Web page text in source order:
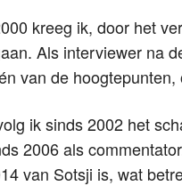
kreeg ik, door het
Als interviewer na
van de
ik sinds 2002 het
2006 als
van Sotsji is, wat